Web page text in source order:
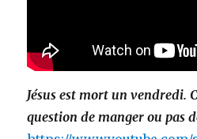
Jésus est mort un vendredi.
question de manger ou pas